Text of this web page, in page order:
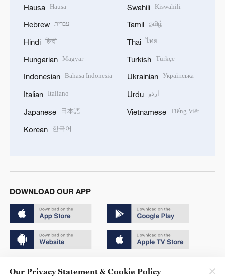
Hausa Hausa
Hebrew עברית
Hindi हिन्दी
Hungarian Magyar
Indonesian Bahasa Indonesia
Italian Italiano
Japanese 日本語
Korean 한국어
Swahili Kiswahili
Tamil தமிழ்
Thai ไทย
Turkish Türkçe
Ukrainian Українська
Urdu اردو
Vietnamese Tiếng Việt
DOWNLOAD OUR APP
Our Privacy Statement & Cookie Policy